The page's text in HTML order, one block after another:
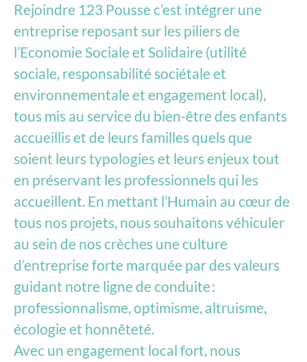
Rejoindre 123 Pousse c’est intégrer une
entreprise reposant sur les piliers de
l’Economie Sociale et Solidaire (utilité
sociale, responsabilité sociétale et
environnementale et engagement local),
tous mis au service du bien-être des enfants
accueillis et de leurs familles quels que
soient leurs typologies et leurs enjeux tout
en préservant les professionnels qui les
accueillent. En mettant l’Humain au cœur de
tous nos projets, nous souhaitons véhiculer
au sein de nos crèches une culture
d’entreprise forte marquée par des valeurs
guidant notre ligne de conduite :
professionnalisme, optimisme, altruisme,
écologie et honnêteté.
Avec un engagement local fort, nous